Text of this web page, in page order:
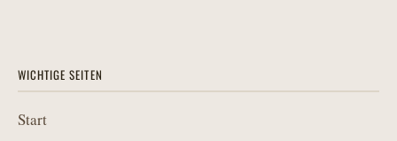
WICHTIGE SEITEN
Start